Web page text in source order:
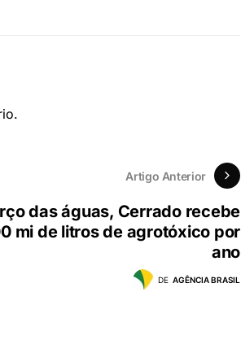
Artigo Anterior
das águas, Cerrado recebe
mi de litros de agrotóxico por
ano
DE AGÊNCIA BRASIL